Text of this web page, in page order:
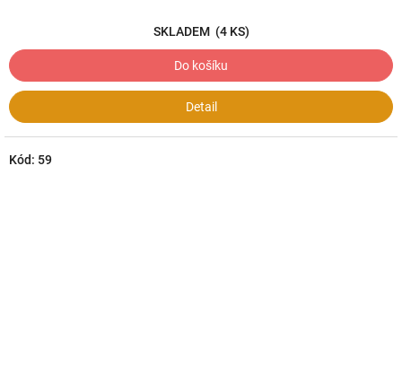
SKLADEM (4 KS)
Do košíku
Detail
Kód: 59